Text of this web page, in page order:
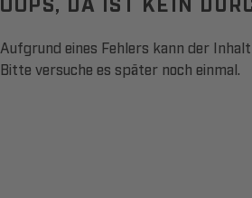
Aufgrund eines Fehlers kann der
Bitte versuche es später noch einmal.